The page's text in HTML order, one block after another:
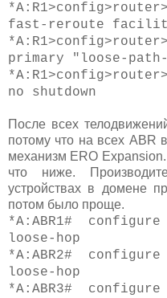
fast-reroute
primary "loose-path-
no shutdown
После всех
потому что на всех ABR
механизм ERO
что ниже.
устройствах в домене
потом было проще.
*A:ABR1#
loose-hop
*A:ABR2#
loose-hop
*A:ABR3#